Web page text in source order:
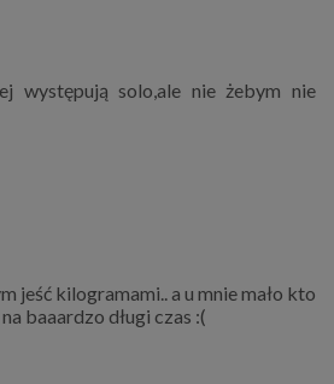
występują solo,ale nie żebym nie
jeść kilogramami.. a u mnie mało kto
baaardzo długi czas :(